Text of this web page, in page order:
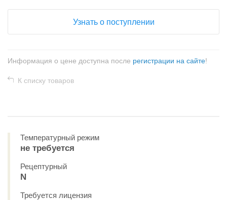
Узнать о поступлении
Информация о цене доступна после регистрации на сайте!
К списку товаров
Температурный режим
не требуется
Рецептурный
N
Требуется лицензия